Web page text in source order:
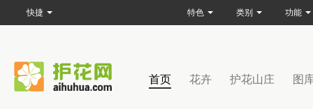
首页 花卉 护花山庄 图
快捷 特色 类别 功能